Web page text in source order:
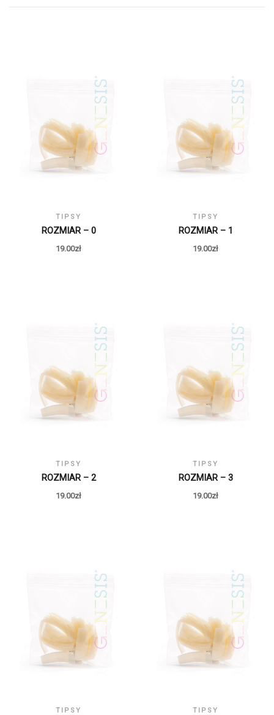
TIPSY
ROZMIAR – 0
19.00zł
TIPSY
ROZMIAR – 1
19.00zł
TIPSY
ROZMIAR – 2
19.00zł
TIPSY
ROZMIAR – 3
19.00zł
TIPSY TIPSY